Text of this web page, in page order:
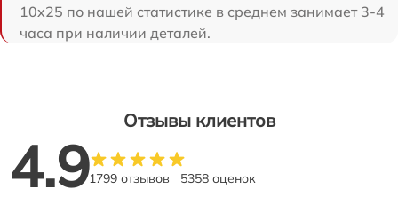
10x25 по нашей статистике в среднем занимает 3-4
часа при наличии деталей.
Отзывы клиентов
4.91799 отзывов 5358 оценок